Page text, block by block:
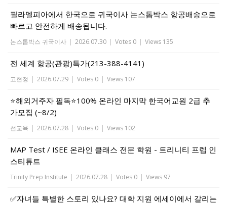
필라델피아에서 한국으로 귀국이사 논스톱박스 항공배송으로
빠르고 안전하게 배송됩니다.
논스톱박스 귀국이사 | 2026.07.30 | Votes 0 | Views 135
전 세계 항공(관광)특가(213-388-4141)
고현정 | 2026.07.29 | Votes 0 | Views 107
⭐해외거주자 필독⭐100% 온라인 마지막 한국어교원 2급 추
가모집 (~8/2)
선교육 | 2026.07.28 | Votes 0 | Views 102
MAP Test / ISEE 온라인 클래스 전문 학원 - 트리니티 프렙 인
스티튜트
Trinity Prep Institute | 2026.07.28 | Votes 0 | Views 97
✅자녀들 특별한 스토리 있나요? 대학 지원 에세이에서 갈리는